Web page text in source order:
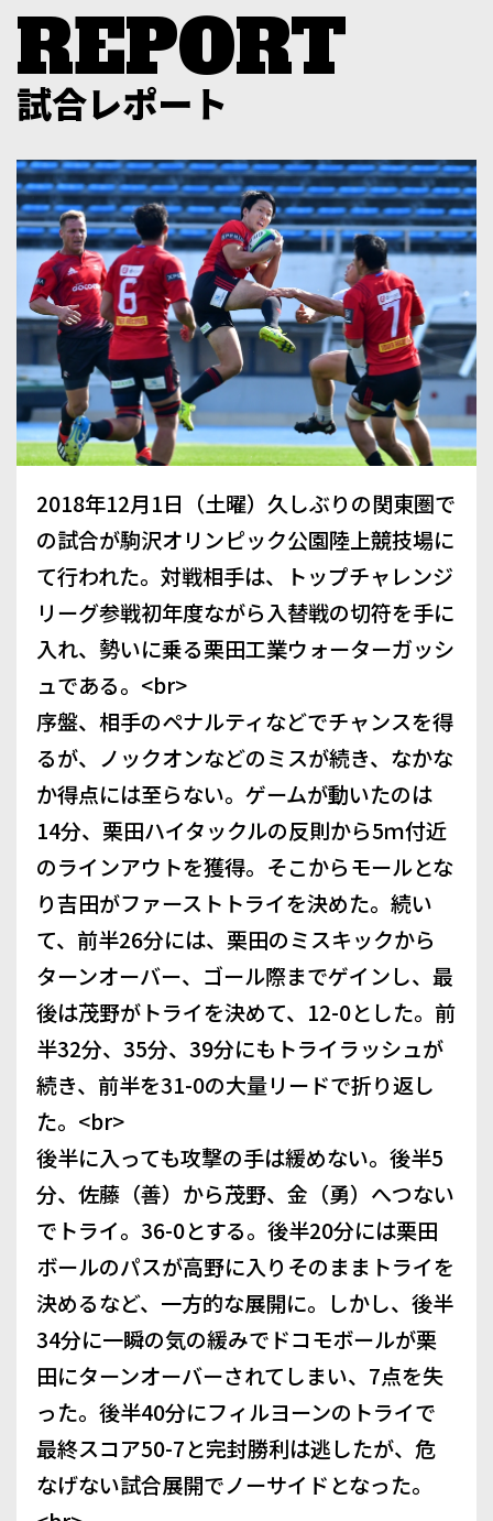
試合レポート
2018年12月1日（土曜）久しぶりの関東圏で
の試合が駒沢オリンピック公園陸上競技場に
て行われた。対戦相手は、トップチャレンジ
リーグ参戦初年度ながら入替戦の切符を手に
入れ、勢いに乗る栗田工業ウォーターガッシ
ュである。<br>
序盤、相手のペナルティなどでチャンスを得
るが、ノックオンなどのミスが続き、なかな
か得点には至らない。ゲームが動いたのは
14分、栗田ハイタックルの反則から5ｍ付近
のラインアウトを獲得。そこからモールとな
り吉田がファーストトライを決めた。続い
て、前半26分には、栗田のミスキックから
ターンオーバー、ゴール際までゲインし、最
後は茂野がトライを決めて、12-0とした。前
半32分、35分、39分にもトライラッシュが
続き、前半を31-0の大量リードで折り返し
た。<br>
後半に入っても攻撃の手は緩めない。後半5
分、佐藤（善）から茂野、金（勇）へつない
でトライ。36-0とする。後半20分には栗田
ボールのパスが高野に入りそのままトライを
決めるなど、一方的な展開に。しかし、後半
34分に一瞬の気の緩みでドコモボールが栗
田にターンオーバーされてしまい、7点を失
った。後半40分にフィルヨーンのトライで
最終スコア50-7と完封勝利は逃したが、危
なげない試合展開でノーサイドとなった。